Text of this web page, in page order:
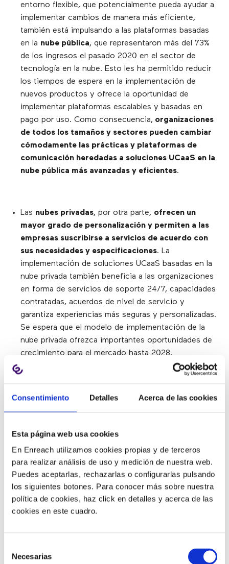
Consentimiento Detalles Acerca de las cookies
Esta página web usa cookies
En Enreach utilizamos cookies propias y de terceros
para realizar análisis de uso y medición de nuestra web.
Puedes aceptarlas, rechazarlas o configurarlas pulsando
los siguientes botones. Para conocer más sobre nuestra
política de cookies, haz click en detalles y acerca de las
cookies en este cuadro.
Necesarias
entorno flexible, que potencialmente pueda ayudar a
implementar cambios de manera más eficiente,
también está impulsando a las plataformas basadas
en la nube pública, que representaron más del 73%
de los ingresos el pasado 2020 en el sector de
tecnología en la nube. Esto les ha permitido reducir
los tiempos de espera en la implementación de
nuevos productos y ofrece la oportunidad de
implementar plataformas escalables y basadas en
pago por uso. Como consecuencia, organizaciones
de todos los tamaños y sectores pueden cambiar
cómodamente las prácticas y plataformas de
comunicación heredadas a soluciones UCaaS en la
nube pública más avanzadas y eficientes.
Las nubes privadas, por otra parte, ofrecen un
mayor grado de personalización y permiten a las
empresas suscribirse a servicios de acuerdo con
sus necesidades y especificaciones. La
implementación de soluciones UCaaS basadas en la
nube privada también beneficia a las organizaciones
en forma de servicios de soporte 24/7, capacidades
contratadas, acuerdos de nivel de servicio y
garantiza experiencias más seguras y personalizadas.
Se espera que el modelo de implementación de la
nube privada ofrezca importantes oportunidades de
crecimiento para el mercado hasta 2028.
Lasvideoconferencias o videollamadasganaron un
“Sociedad Digital en España: el año en que todo
cambió”, editado por Fundación Telefónica.
videoconferencia permite a los usuarios fomentar
relaciones interpersonales saludables y facilita una
toma de decisiones más eficiente durante
reuniones y conferencias .
desarrollan
queayudan